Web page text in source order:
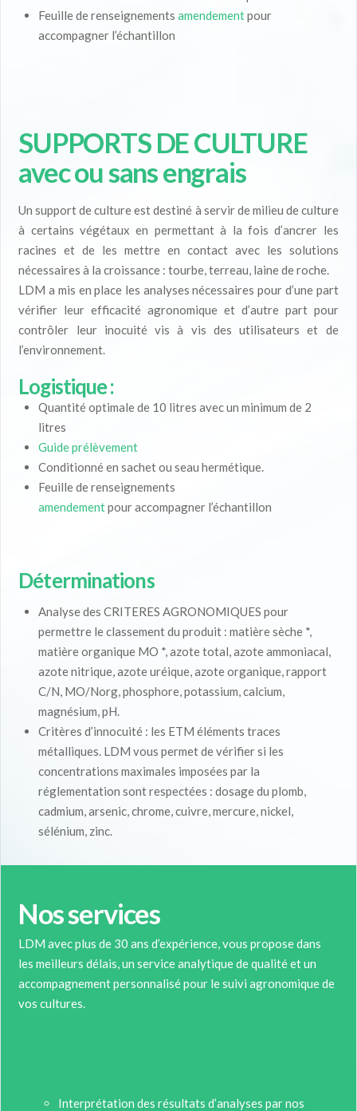
Feuille de renseignementsamendementpour
accompagner l’échantillon
SUPPORTS DE CULTURE
avec ou sans engrais
Un support de culture est destiné à servir de milieu de culture
à certains végétaux en permettant à la fois d’ancrer les
racines et de les mettre en contact avec les solutions
nécessaires à la croissance : tourbe, terreau, laine de roche.
LDM a mis en place les analyses nécessaires pour d’une part
vérifier leur efficacité agronomique et d’autre part pour
contrôler leur inocuité vis à vis des utilisateurs et de
l’environnement.
Logistique :
Quantité optimale de 10 litres avec un minimum de 2
litres
Guide prélèvement
Conditionné en sachet ou seau hermétique.
Feuille de renseignements
amendementpour accompagner l’échantillon
Déterminations
Analyse des CRITERES AGRONOMIQUES pour
permettre le classement du produit : matière sèche *,
matière organique MO *, azote total, azote ammoniacal,
azote nitrique, azote uréique, azote organique, rapport
C/N, MO/Norg, phosphore, potassium, calcium,
magnésium, pH.
Critères d’innocuité : les ETM éléments traces
métalliques. LDM vous permet de vérifier si les
concentrations maximales imposées par la
réglementation sont respectées : dosage du plomb,
cadmium, arsenic, chrome, cuivre, mercure, nickel,
sélénium, zinc.
Nos services
LDM avec plus de 30 ans d’expérience, vous propose dans
les meilleurs délais, un service analytique de qualité et un
accompagnement personnalisé pour le suivi agronomique de
vos cultures.
Interprétation des résultats d’analyses par nos